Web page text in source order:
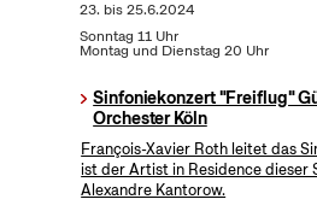
23. bis25.6.2024
Sonntag 11 Uhr
Montag und Dienstag 20 Uhr
Sinfoniekonzert "Freiflug"
Orchester Köln
François-Xavier Roth leitet das
ist der Artist in Residence dieser
Alexandre Kantorow.